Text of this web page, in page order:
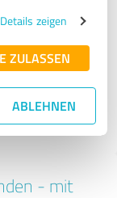
Details zeigen
ZULASSEN
ABLEHNEN
- mit